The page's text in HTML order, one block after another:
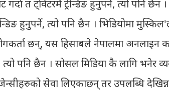
गर्दा त ट्विटरमै ट्रेन्डिङ हुनुपर्ने, त्यो पनि
हुनुपर्ने, त्यो पनि छैन । भिडियोमा
छन्, यस हिसाबले नेपालमा अनलाइन
पनि छैन । सोसल मिडिया कै लागि भनेर
सेवा लिएकाछन् तर उपलब्धि